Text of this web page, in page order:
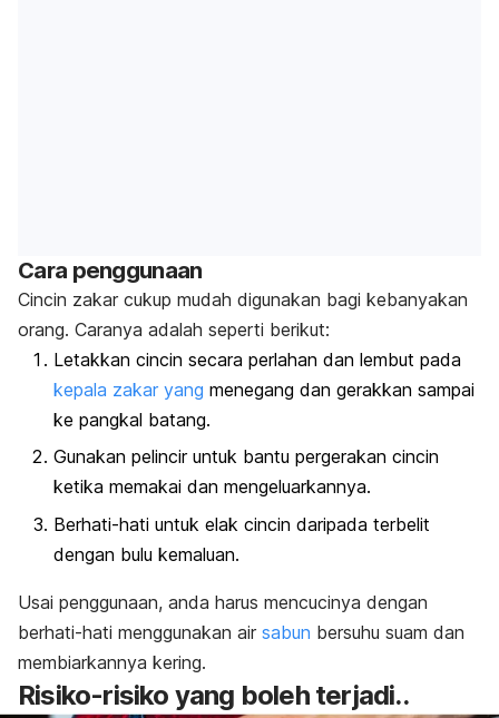
Cara penggunaan
Cincin zakar cukup mudah digunakan bagi kebanyakan
orang. Caranya adalah seperti berikut:
Letakkan cincin secara perlahan dan lembut pada
kepala zakar yang menegang dan gerakkan sampai
ke pangkal batang.
Gunakan pelincir untuk bantu pergerakan cincin
ketika memakai dan mengeluarkannya.
Berhati-hati untuk elak cincin daripada terbelit
dengan bulu kemaluan.
Usai penggunaan, anda harus mencucinya dengan
berhati-hati menggunakan air sabun bersuhu suam dan
membiarkannya kering.
Risiko-risiko yang boleh terjadi..